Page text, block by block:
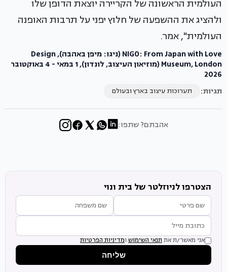
העולמית הראשונה של הקריירה יוצאת הדופן שלו
ולהציג את ההשפעה של חלוץ יפני על תרבות האופנה
העולמית", אמר.
NIGO: From Japan with Love (ניגו: מיפן באהבה), Design
Museum, London (מוזיאון העיצוב, לונדון), 1 במאי - 4 באוקטובר
2026
תגיות:
תערוכות עיצוב בארץ ובעולם
אהבתם? שתפו:
הצטרפו לניוזלטר של בית ונוי
אני מאשר/ת את תנאי השימוש ומדיניות הפרטיות
שליחה